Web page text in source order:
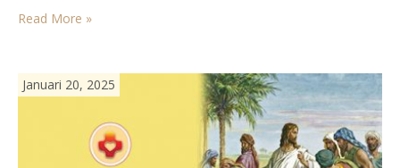
guna menguasai dunia kalau kehilangan nyawanya sendiri?
Bagi Injil menyelamatkan itu kehilangan dan kehilangan itu
Read More »
Januari 20, 2025